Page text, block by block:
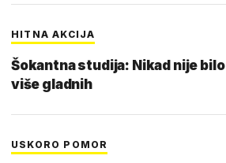
HITNA AKCIJA
Šokantna studija: Nikad nije bilo
više gladnih
USKORO POMOR